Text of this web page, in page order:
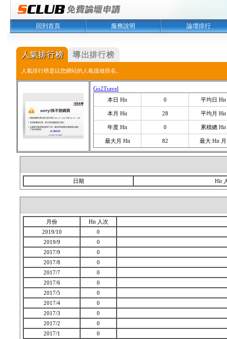
回到首頁 服務說明 論壇排行
人氣排行榜是以您網站的人氣值做排名。
Go2Travel
本日 Hit
0 平均日 Hit
本月 Hit 28 平均月 Hit
年度 Hit 0 累積總 Hit
最大月 Hit 82 最大 Hit 月
日期 Hit
月份
Hit 人次
2019/10
0
2019/9
0
2017/9
0
2017/8
0
2017/7
0
2017/6
0
2017/5
0
2017/4
0
2017/3
0
2017/2
0
2017/1
0